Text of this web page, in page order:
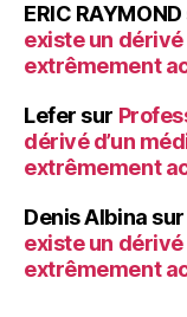
ERIC RAYMOND
existe un
extrêmement
Lefer sur
dérivé d’un
extrêmement
Denis Albina sur
existe un
extrêmement